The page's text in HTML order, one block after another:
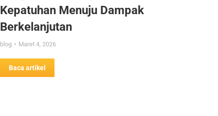
Kepatuhan Menuju Dampak
Berkelanjutan
blog Maret 4, 2026
Baca artikel